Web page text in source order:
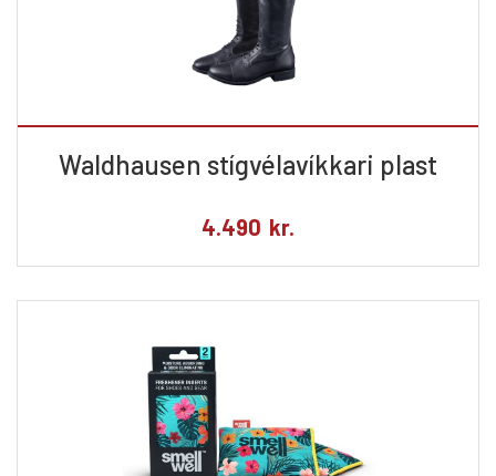
Waldhausen stígvélavíkkari plast
4.490 kr.